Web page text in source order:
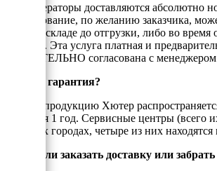
Все генераторы доставляются абсолютно
Оборудование, по желанию заказчика,
либо на складе до отгрузки, либо во время
клиенте. Эта услуга платная и
ОБЯЗАТЕЛЬНО согласована с
Есть ли гарантия?
На всю продукцию Хютер
гарантия 1 год. Сервисные центры (всего
крупных городах, четыре из них
Можно ли заказать доставку или